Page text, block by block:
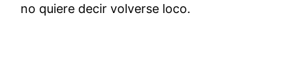
no quiere decir volverse loco.